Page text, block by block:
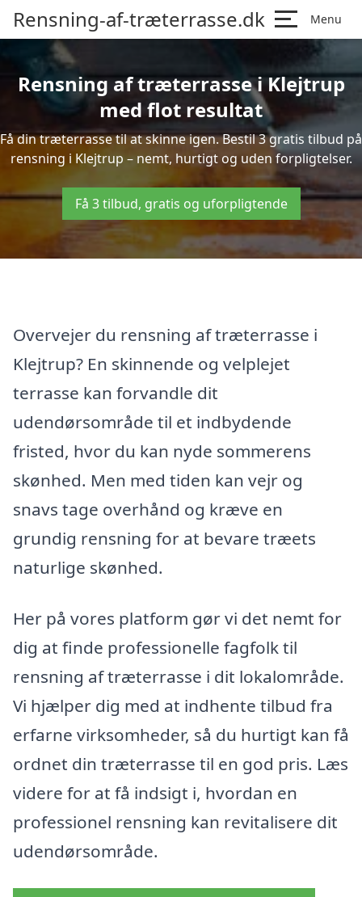
Rensning-af-træterrasse.dk Menu
Rensning af træterrasse i Klejtrup
med flot resultat
Få din træterrasse til at skinne igen. Bestil 3 gratis tilbud på
rensning i Klejtrup – nemt, hurtigt og uden forpligtelser.
Få 3 tilbud, gratis og uforpligtende
Overvejer du rensning af træterrasse i
Klejtrup? En skinnende og velplejet
terrasse kan forvandle dit
udendørsområde til et indbydende
fristed, hvor du kan nyde sommerens
skønhed. Men med tiden kan vejr og
snavs tage overhånd og kræve en
grundig rensning for at bevare træets
naturlige skønhed.
Her på vores platform gør vi det nemt for
dig at finde professionelle fagfolk til
rensning af træterrasse i dit lokalområde.
Vi hjælper dig med at indhente tilbud fra
erfarne virksomheder, så du hurtigt kan få
ordnet din træterrasse til en god pris. Læs
videre for at få indsigt i, hvordan en
professionel rensning kan revitalisere dit
udendørsområde.